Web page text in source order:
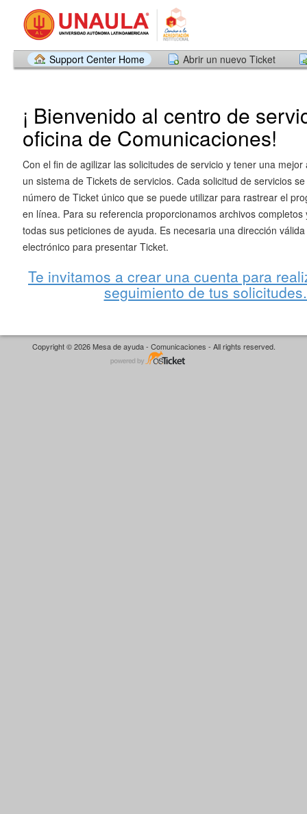
Support Center Home Abrir un nuevo Ticket
¡ Bienvenido al centro de
oficina de Comunicaciones!
Con el fin de agilizar las solicitudes de servicio y tener una mejor
un sistema de Tickets de servicios. Cada solicitud de servicios
número de Ticket único que se puede utilizar para rastrear el
en línea. Para su referencia proporcionamos archivos completos
todas sus peticiones de ayuda. Es necesaria una dirección
electrónico para presentar Ticket.
Te invitamos a crear una cuenta para
seguimiento de tus
Copyright © 2026 Mesa de ayuda - Comunicaciones - All rights reserved.